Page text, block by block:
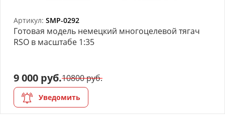
Артикул: SMP-0292
Готовая модель немецкий многоцелевой тягач
RSO в масштабе 1:35
9 000 руб.10800 руб.
Уведомить